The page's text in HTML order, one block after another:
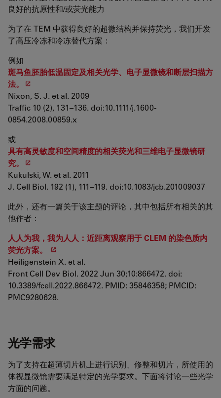
良好的抗原性和/或荧光能力
为了在 TEM 中获得良好的超微结构并保持荧光，我们开发
了高压冷冻和冷冻替代方案：
例如
斑马鱼胚胎低温固定及相关光学、电子显微镜和断层扫描方
法。
Nixon, S. J. et al. 2009
Traffic 10 (2), 131–136. doi:10.1111/j.1600-
0854.2008.00859.x
或
具有高灵敏度和空间精度的相关荧光和三维电子显微镜研
究。
Kukulski, W. et al. 2011
J. Cell Biol. 192 (1), 111–119. doi:10.1083/jcb.201009037
此外，还有一篇关于该主题的评论，其中包括所有相关的其
他作者：
人人为我，我为人人：近距离观察用于 CLEM 的染色质内
荧光方案。
Heiligenstein X. et al.
Front Cell Dev Biol. 2022 Jun 30;10:866472. doi:
10.3389/fcell.2022.866472. PMID: 35846358; PMCID:
PMC9280628.
光学需求
为了支持在超薄切片机上进行识别、修整和切片，所使用的
体视显微镜需要满足特定的光学要求。下面将讨论一些光学
方面的问题。